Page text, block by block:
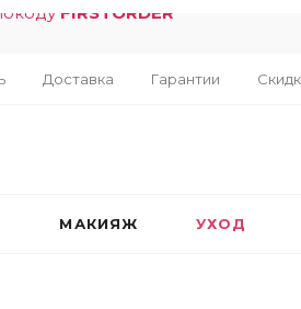
FIRSTORDER
Доставка Гарантии
МАКИЯЖ УХОД